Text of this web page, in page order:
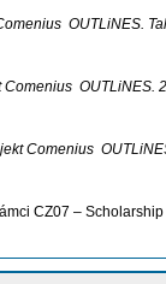
OUTLiNES.
Comenius OUTLiNES.
Comenius
CZ07 –